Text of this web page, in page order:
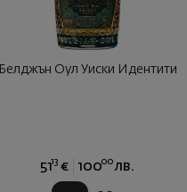
Белджън Оул Уиски Идентити
5113 € 10000 лв.